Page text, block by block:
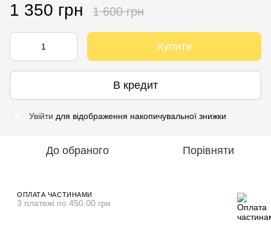
1 350 грн 1 600 грн
Купити
В кредит
Увійти для відображення накопичувальної знижки
До обраного Порівняти
ОПЛАТА ЧАСТИНАМИ
3 платежі по 450.00 грн